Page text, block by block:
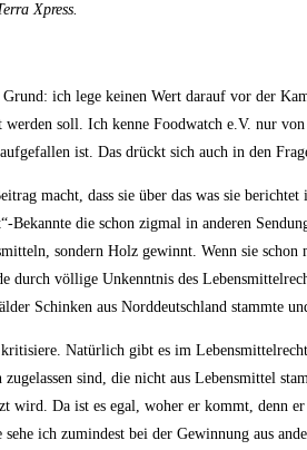
Xpress.
ich lege keinen Wert darauf vor der
werden soll. Ich kenne Foodwatch e.V. nur
ist. Das drückt sich auch in den
macht, dass sie über das was sie
Bekannte die schon zigmal in anderen
sondern Holz gewinnt. Wenn sie
völlige Unkenntnis des
Schinken aus Norddeutschland stammte
kritisiere. Natürlich gibt es im
zugelassen sind, die nicht aus Lebensmittel
wird. Da ist es egal, woher er kommt, denn
ich zumindest bei der Gewinnung aus